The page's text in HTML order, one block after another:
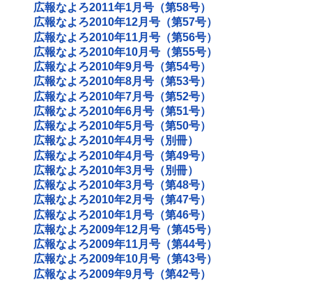
広報なよろ2011年1月号（第58号）
広報なよろ2010年12月号（第57号）
広報なよろ2010年11月号（第56号）
広報なよろ2010年10月号（第55号）
広報なよろ2010年9月号（第54号）
広報なよろ2010年8月号（第53号）
広報なよろ2010年7月号（第52号）
広報なよろ2010年6月号（第51号）
広報なよろ2010年5月号（第50号）
広報なよろ2010年4月号（別冊）
広報なよろ2010年4月号（第49号）
広報なよろ2010年3月号（別冊）
広報なよろ2010年3月号（第48号）
広報なよろ2010年2月号（第47号）
広報なよろ2010年1月号（第46号）
広報なよろ2009年12月号（第45号）
広報なよろ2009年11月号（第44号）
広報なよろ2009年10月号（第43号）
広報なよろ2009年9月号（第42号）